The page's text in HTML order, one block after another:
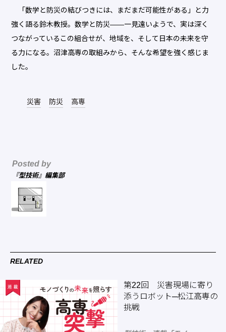
「数学と防災の結びつきには、まだまだ可能性がある」と力
強く語る鈴木教授。数学と防災――一見遠いようで、実は深く
つながっているこの組合せが、地域を、そして日本の未来を守
る力になる。沼津高専の取組みから、そんな希望を強く感じま
した。
災害 防災 高専
Posted by
『型技術』編集部
RELATED
第22回 災害現場に寄り
添うロボット─松江高専の
挑戦